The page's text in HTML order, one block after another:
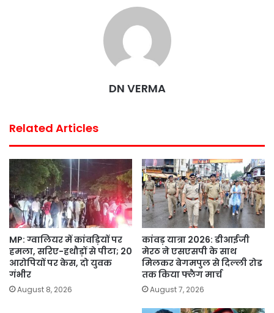
r
e
DN VERMA
Related Articles
MP: ग्वालियर में कांवड़ियों पर
हमला, सरिए-हथौड़ों से पीटा; 20
आरोपियों पर केस, दो युवक
गंभीर
August 8, 2026
कांवड़ यात्रा 2026: डीआईजी
मेरठ ने एसएसपी के साथ
मिलकर बेगमपुल से दिल्ली रोड
तक किया फ्लैग मार्च
August 7, 2026